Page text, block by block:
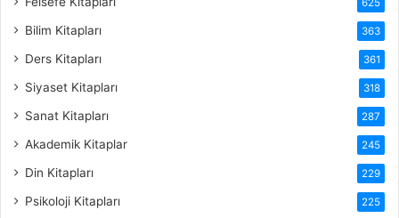
625
Bilim Kitapları 363
Ders Kitapları 361
Siyaset Kitapları 318
Sanat Kitapları 287
Akademik Kitaplar 245
Din Kitapları 229
Psikoloji Kitapları 225